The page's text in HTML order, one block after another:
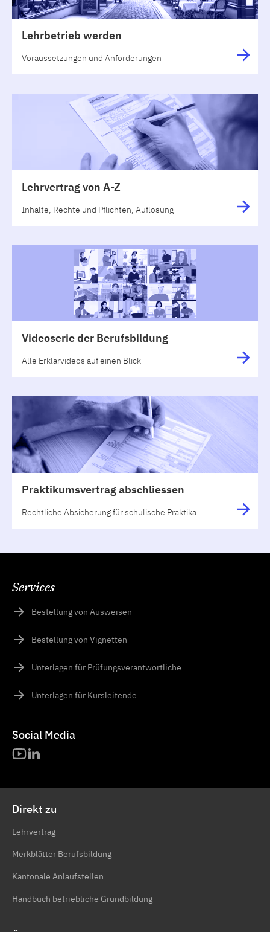
Lehrbetrieb werden
Voraussetzungen und Anforderungen
Lehrvertrag von A-Z
Inhalte, Rechte und Pflichten, Auflösung
Videoserie der Berufsbildung
Alle Erklärvideos auf einen Blick
Praktikumsvertrag abschliessen
Rechtliche Absicherung für schulische Praktika
Services
Bestellung von Ausweisen
Bestellung von Vignetten
Unterlagen für Prüfungsverantwortliche
Unterlagen für Kursleitende
Social Media
Direkt zu
Lehrvertrag
Merkblätter Berufsbildung
Kantonale Anlaufstellen
Handbuch betriebliche Grundbildung